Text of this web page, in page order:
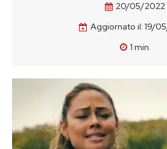
20/05/2022
Aggiornato il: 19/
1 min.